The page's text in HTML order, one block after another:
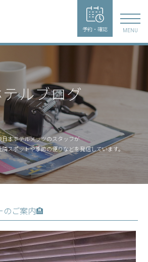
予約・確認 MENU
テルブログ
日本ホテルメッツのスタッフが
スポットや季節の便りなどを発信しています。
のご案内🏨